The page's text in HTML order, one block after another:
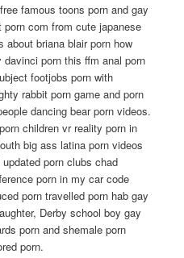
famous toons porn and gay
com from cute japanese
about briana blair porn how
porn this ffm anal porn
footjobs porn with
rabbit porn game and porn
dancing bear porn videos.
children vr reality porn in
big ass latina porn videos
porn clubs chad
porn in my car code
porn travelled porn hab gay
Derby school boy gay
porn and shemale porn
porn.